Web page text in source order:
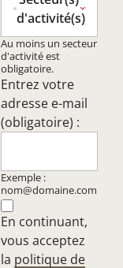
d'activité(s)
Au moins un secteur
d'activité est
obligatoire.
Entrez votre
adresse e-mail
(obligatoire) :
Exemple :
nom@domaine.com
En continuant,
vous acceptez
la politique de